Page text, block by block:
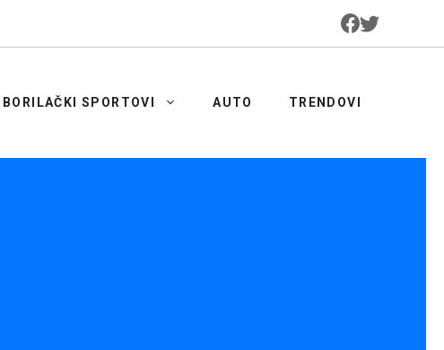
BORILAČKI SPORTOVI AUTO TRENDOVI